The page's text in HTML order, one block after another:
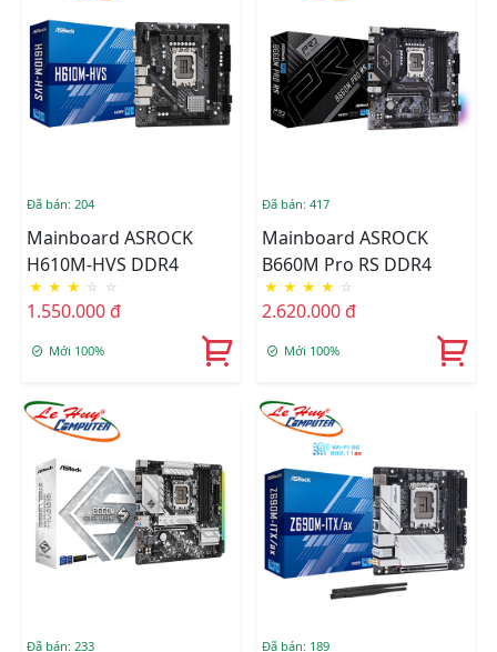
Đã bán: 204
Mainboard ASROCK
H610M-HVS DDR4
★ ★ ★ ☆ ☆
1.550.000 đ
Mới 100%
Đã bán: 417
Mainboard ASROCK
B660M Pro RS DDR4
★ ★ ★ ★ ☆
2.620.000 đ
Mới 100%
Đã bán: 233 Đã bán: 189